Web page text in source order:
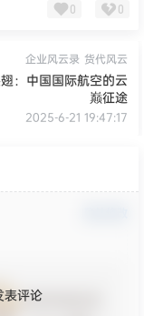
0 0
企业风云录 货代风云
：中国国际航空的云
巅征途
2025-6-21 19:47:17
表评论